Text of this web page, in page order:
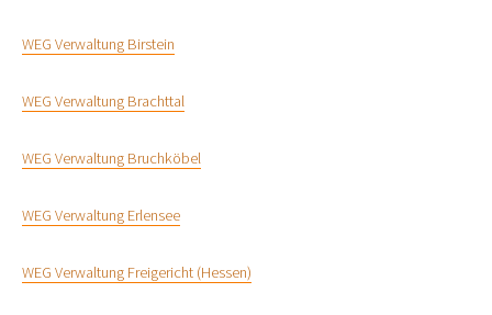
WEG Verwaltung Birstein
WEG Verwaltung Brachttal
WEG Verwaltung Bruchköbel
WEG Verwaltung Erlensee
WEG Verwaltung Freigericht (Hessen)